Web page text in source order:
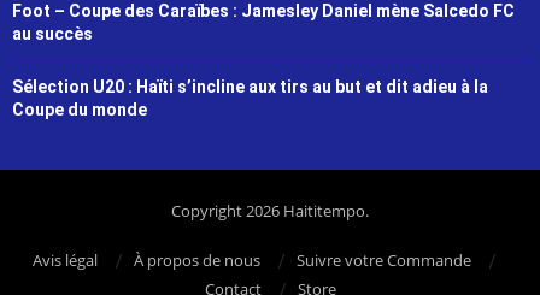
Foot – Coupe des Caraïbes : Jamesley Daniel mène Salcedo FC
au succès
Sélection U20 : Haïti s’incline aux tirs au but et dit adieu à la
Coupe du monde
Copyright 2026 Haititempo.
Avis légal À propos de nous
Suivre votre Commande
Contact
Store